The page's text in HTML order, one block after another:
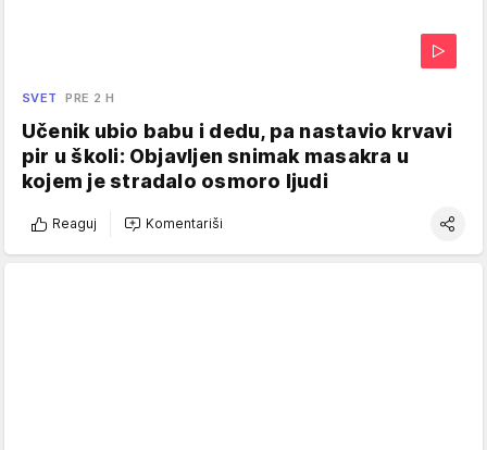
SVET PRE 2 H
Učenik ubio babu i dedu, pa nastavio krvavi
pir u školi: Objavljen snimak masakra u
kojem je stradalo osmoro ljudi
Reaguj Komentariši